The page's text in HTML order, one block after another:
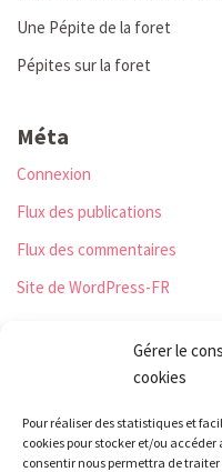
Gérer le
cookies
Pour réaliser des statistiques et
cookies pour stocker et/ou
consentir nous permettra de
Une Pépite de la foret
Pépites sur la foret
Méta
Connexion
Flux des publications
Flux des commentaires
Site de WordPress-FR
Le Relais
21 rue Peurière